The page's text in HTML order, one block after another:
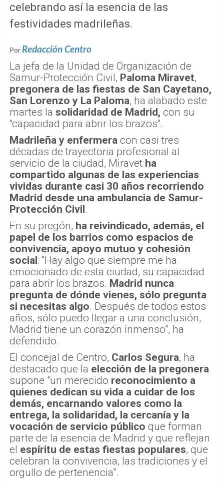
celebrando así la esencia de las
festividades madrileñas.
Por Redacción Centro
La jefa de la Unidad de Organización de
Samur-Protección Civil, Paloma Miravet,
pregonera de las fiestas de San Cayetano,
San Lorenzo y La Paloma, ha alabado este
martes la solidaridad de Madrid, con su
"capacidad para abrir los brazos".
Madrileña y enfermera con casi tres
décadas de trayectoria profesional al
servicio de la ciudad, Miravet ha
compartido algunas de las experiencias
vividas durante casi 30 años recorriendo
Madrid desde una ambulancia de Samur-
Protección Civil.
En su pregón, ha reivindicado, además, el
papel de los barrios como espacios de
convivencia, apoyo mutuo y cohesión
social: "Hay algo que siempre me ha
emocionado de esta ciudad, su capacidad
para abrir los brazos. Madrid nunca
pregunta de dónde vienes, sólo pregunta
si necesitas algo. Después de todos estos
años, sólo puedo llegar a una conclusión,
Madrid tiene un corazón inmenso", ha
defendido.
El concejal de Centro, Carlos Segura, ha
destacado que la elección de la pregonera
supone "un merecido reconocimiento a
quienes dedican su vida a cuidar de los
demás, encarnando valores como la
entrega, la solidaridad, la cercanía y la
vocación de servicio público que forman
parte de la esencia de Madrid y que reflejan
el espíritu de estas fiestas populares, que
celebran la convivencia, las tradiciones y el
orgullo de pertenencia".